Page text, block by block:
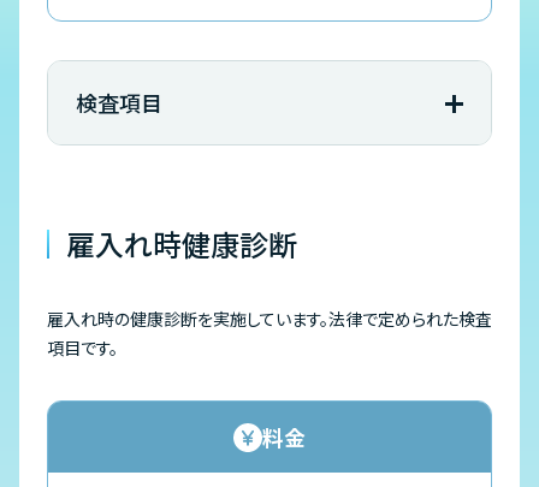
検査項目
雇入れ時健康診断
雇入れ時の健康診断を実施しています。法律で定められた検査
項目です。
料金